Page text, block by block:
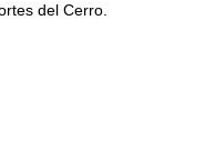
del Cerro.